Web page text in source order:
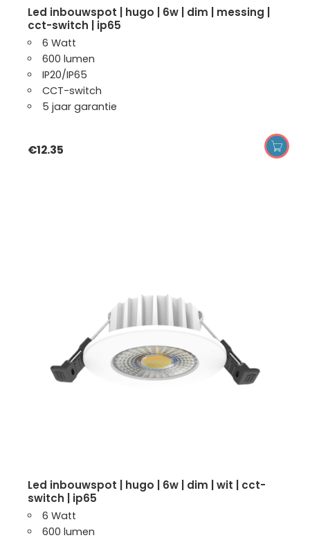
led inbouwspot | hugo | 6w | dim | messing |
cct-switch | ip65
6 Watt
600 lumen
IP20/IP65
CCT-switch
5 jaar garantie
€12.35
led inbouwspot | hugo | 6w | dim | wit | cct-
switch | ip65
6 Watt
600 lumen